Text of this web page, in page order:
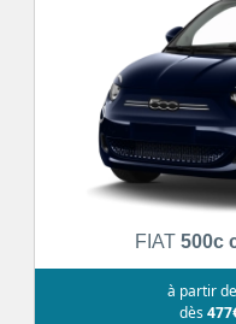
FIAT 500c
à partir de
dès